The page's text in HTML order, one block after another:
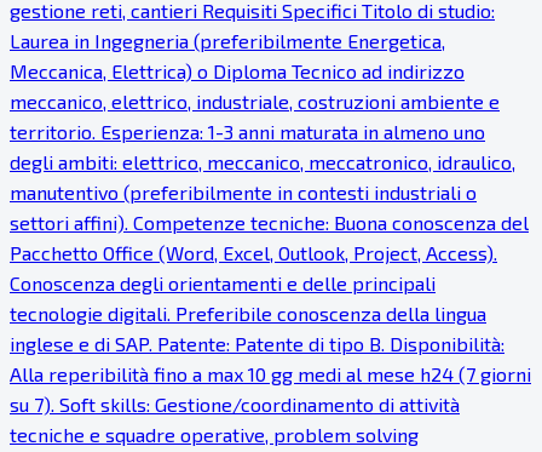
gestione reti, cantieri Requisiti Specifici Titolo di studio:
Laurea in Ingegneria (preferibilmente Energetica,
Meccanica, Elettrica) o Diploma Tecnico ad indirizzo
meccanico, elettrico, industriale, costruzioni ambiente e
territorio. Esperienza: 1-3 anni maturata in almeno uno
degli ambiti: elettrico, meccanico, meccatronico, idraulico,
manutentivo (preferibilmente in contesti industriali o
settori affini). Competenze tecniche: Buona conoscenza del
Pacchetto Office (Word, Excel, Outlook, Project, Access).
Conoscenza degli orientamenti e delle principali
tecnologie digitali. Preferibile conoscenza della lingua
inglese e di SAP. Patente: Patente di tipo B. Disponibilità:
Alla reperibilità fino a max 10 gg medi al mese h24 (7 giorni
su 7). Soft skills: Gestione/coordinamento di attività
tecniche e squadre operative, problem solving